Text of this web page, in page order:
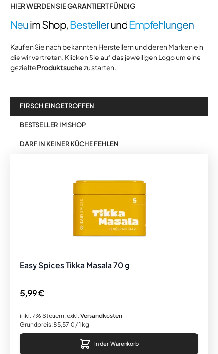
HIER WERDEN SIE GARANTIERT FÜNDIG
Neuim Shop,BestellerundEmpfehlungen
Kaufen Sie nach bekannten Herstellern und deren Marken ein
die wir vertreten. Klicken Sie auf das jeweiligen Logo um eine
gezielte Produktsuchezu starten.
FIRSCH EINGETROFFEN
BESTSELLER IM SHOP
DARF IN KEINER KÜCHE FEHLEN
Easy Spices Tikka Masala 70 g
5,99 €
inkl. 7% Steuern,exkl.Versandkosten
Grundpreis:85,57 €/ 1 kg
In den Warenkorb